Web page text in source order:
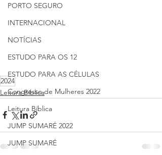
PORTO SEGURO
INTERNACIONAL
NOTÍCIAS
ESTUDO PARA OS 12
ESTUDO PARA AS CÉLULAS
Congresso de Mulheres 2022
Leitura Bíblica
JUMP SUMARÉ 2022
JUMP SUMARÉ
2024
Leitura Bíblica